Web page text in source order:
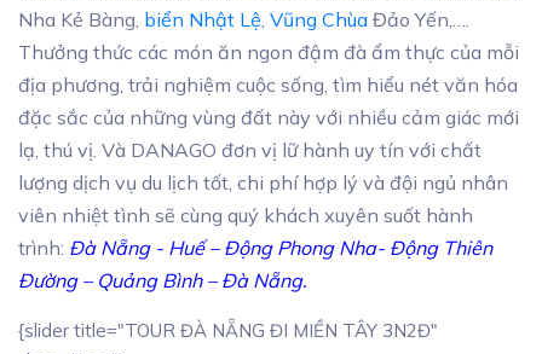
Nha Kẻ Bàng, biển Nhật Lệ Vũng Chùa Đảo Yến,….
Thưởng thức các món ăn ngon đậm đà ẩm thực của mỗi
địa phương, trải nghiệm cuộc sống, tìm hiểu nét văn hóa
đặc sắc của những vùng đất này với nhiều cảm giác mới
lạ, thú vị. Và DANAGO đơn vị lữ hành uy tín với chất
lượng dịch vụ du lịch tốt, chi phí hợp lý và đội ngủ nhân
viên nhiệt tình sẽ cùng quý khách xuyên suốt hành
trình: Đà Nẵng - Huế – Động Phong Nha- Động Thiên
Đường – Quảng Bình – Đà Nẵng.
{slider title="TOUR ĐÀ NẴNG ĐI MIỀN TÂY 3N2Đ"